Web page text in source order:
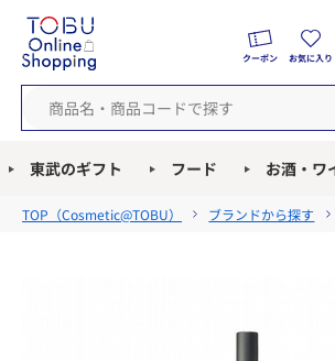
クーポン お気に入り
東武のギフト フード お酒・ワ
TOP（Cosmetic@TOBU） ブランドから探す